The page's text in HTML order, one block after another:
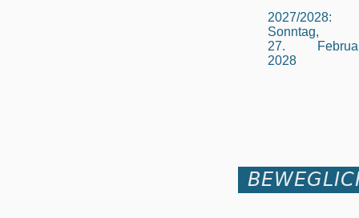
2027/2028:
Sonntag,
27.
2028